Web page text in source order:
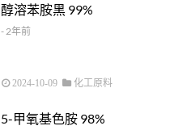
醇溶苯胺黑 99%
- 2年前
2024-10-09 化工原料
5-甲氧基色胺 98%